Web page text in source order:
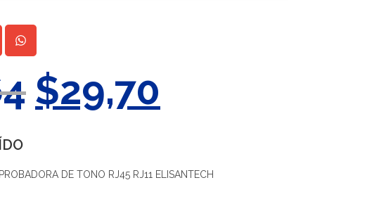
$29,70
DE TONO RJ45 RJ11 ELISANTECH